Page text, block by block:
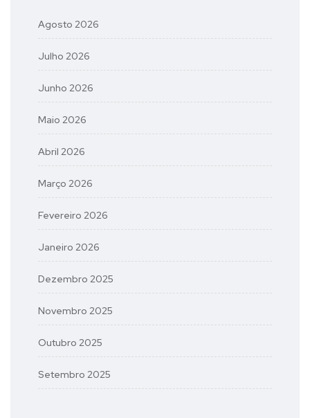
Agosto 2026
Julho 2026
Junho 2026
Maio 2026
Abril 2026
Março 2026
Fevereiro 2026
Janeiro 2026
Dezembro 2025
Novembro 2025
Outubro 2025
Setembro 2025